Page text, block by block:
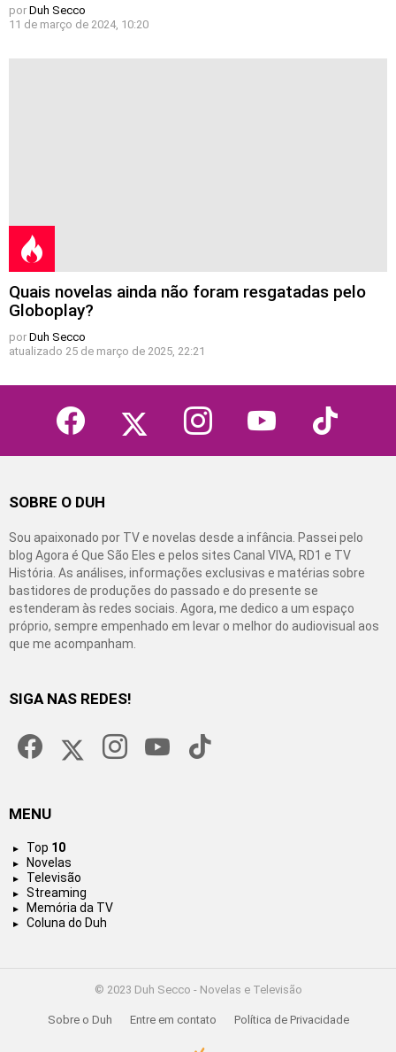
por Duh Secco
11 de março de 2024, 10:20
Quais novelas ainda não foram resgatadas pelo
Globoplay?
por Duh Secco
atualizado 25 de março de 2025, 22:21
facebook instagram youtube tiktok
SOBRE O DUH
Sou apaixonado por TV e novelas desde a infância. Passei pelo
blog Agora é Que São Eles e pelos sites Canal VIVA, RD1 e TV
História. As análises, informações exclusivas e matérias sobre
bastidores de produções do passado e do presente se
estenderam às redes sociais. Agora, me dedico a um espaço
próprio, sempre empenhado em levar o melhor do audiovisual aos
que me acompanham.
SIGA NAS REDES!
MENU
Top 10
Novelas
Televisão
Streaming
Memória da TV
Coluna do Duh
© 2023 Duh Secco - Novelas e Televisão
Sobre o Duh Entre em contato Política de Privacidade